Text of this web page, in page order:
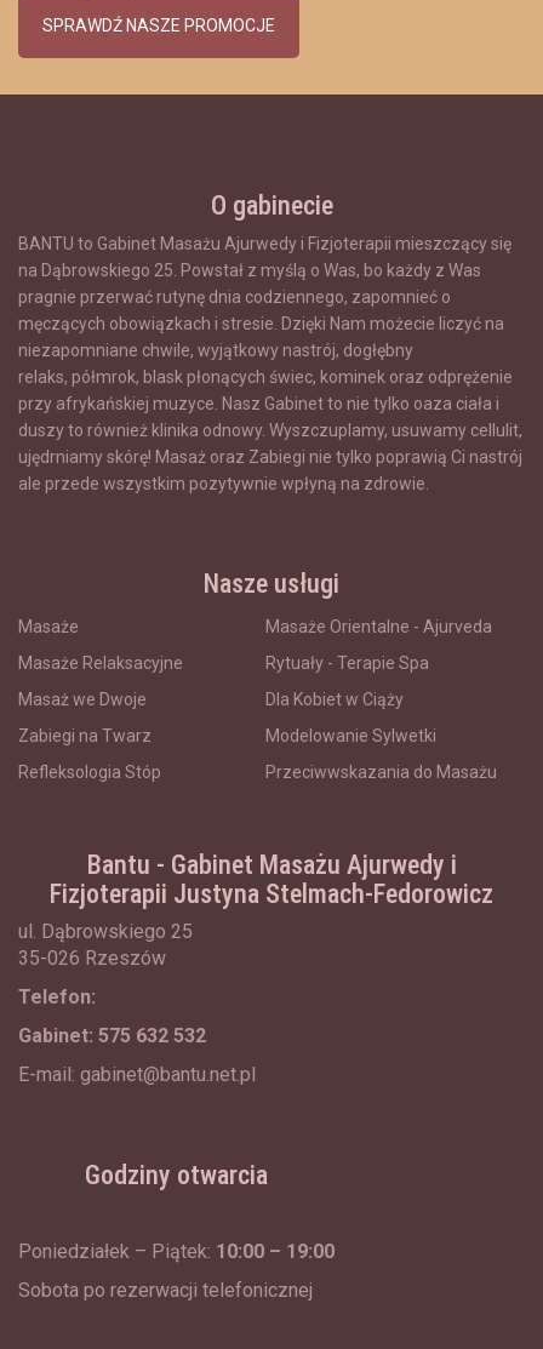
SPRAWDŹ NASZE PROMOCJE
O gabinecie
BANTU to Gabinet Masażu Ajurwedy i Fizjoterapii mieszczący się
na Dąbrowskiego 25. Powstał z myślą o Was, bo każdy z Was
pragnie przerwać rutynę dnia codziennego, zapomnieć o
męczących obowiązkach i stresie. Dzięki Nam możecie liczyć na
niezapomniane chwile, wyjątkowy nastrój, dogłębny
relaks, półmrok, blask płonących świec, kominek oraz odprężenie
przy afrykańskiej muzyce. Nasz Gabinet to nie tylko oaza ciała i
duszy to również klinika odnowy. Wyszczuplamy, usuwamy cellulit,
ujędrniamy skórę! Masaż oraz Zabiegi nie tylko poprawią Ci nastrój
ale przede wszystkim pozytywnie wpłyną na zdrowie.
Nasze usługi
Masaże
Masaże Orientalne - Ajurveda
Masaże Relaksacyjne
Rytuały - Terapie Spa
Masaż we Dwoje
Dla Kobiet w Ciąży
Zabiegi na Twarz
Modelowanie Sylwetki
Refleksologia Stóp
Przeciwwskazania do Masażu
Bantu - Gabinet Masażu Ajurwedy i
Fizjoterapii Justyna Stelmach-Fedorowicz
ul. Dąbrowskiego 25
35-026 Rzeszów
Telefon:
Gabinet: 575 632 532
E-mail: gabinet@bantu.net.pl
Godziny otwarcia
Poniedziałek – Piątek: 10:00 – 19:00
Sobota po rezerwacji telefonicznej